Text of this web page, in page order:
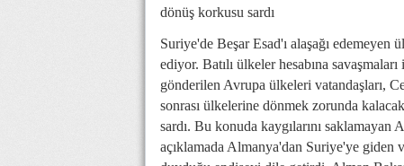
dönüş korkusu sardı
Suriye'de Beşar Esad'ı alaşağı
ediyor. Batılı ülkeler hesabına
gönderilen Avrupa ülkeleri vatandaşları,
sonrası ülkelerine dönmek zorunda
sardı. Bu konuda kaygılarını saklamayan
açıklamada Almanya'dan Suriye'ye giden